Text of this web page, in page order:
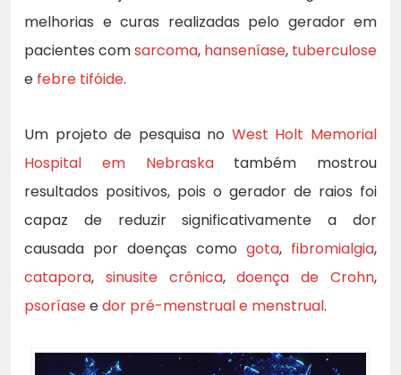
melhorias e curas realizadas pelo gerador em
pacientes comsarcoma, hanseníase, tuberculose
e febre tifóide.
Um projeto de pesquisa no West Holt Memorial
Hospital em Nebraskatambém mostrou
resultados positivos, pois o gerador de raios foi
capaz de reduzir significativamente a dor
causada por doenças como gota, fibromialgia,
catapora, sinusite crônica,doença de Crohn,
psoríaseedor pré-menstrual e menstrual.